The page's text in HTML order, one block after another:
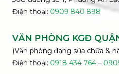
Điện thoại: 0909 840 898
VĂN PHÒNG KGĐ
(Văn phòng đang sửa chữa &
Điện thoại: 0918 434 764 –